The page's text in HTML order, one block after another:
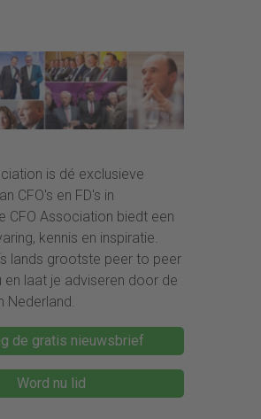
is dé exclusieve
CFO's en FD's in
CFO Association biedt een
kennis en inspiratie.
lands grootste peer to peer
en laat je adviseren door de
Nederland.
de gratis nieuwsbrief
Word nu lid